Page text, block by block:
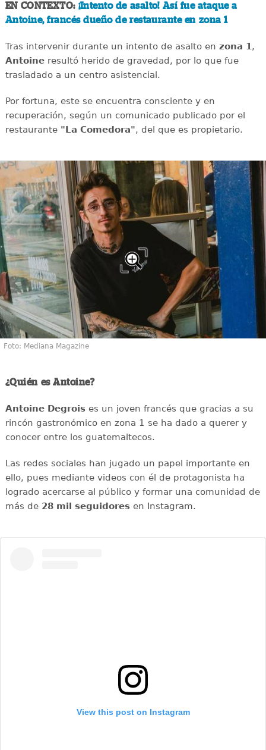
EN CONTEXTO: ¡Intento de asalto! Así fue ataque a
Antoine, francés dueño de restaurante en zona 1
Tras intervenir durante un intento de asalto en zona 1,
Antoineresultó herido de gravedad, por lo que fue
trasladado a un centro asistencial.
Por fortuna, este se encuentra consciente y en
recuperación, según un comunicado publicado por el
restaurante"La Comedora", del que es propietario.
Foto: Mediana Magazine
¿Quién es Antoine?
Antoine Degroises un joven francés que gracias a su
rincón gastronómico en zona 1 se ha dado a querer y
conocer entre los guatemaltecos.
Las redes sociales han jugado un papel importante en
ello, pues mediante videos con él de protagonista ha
logrado acercarse al público y formar una comunidad de
más de 28 mil seguidoresen Instagram.
View this post on Instagram